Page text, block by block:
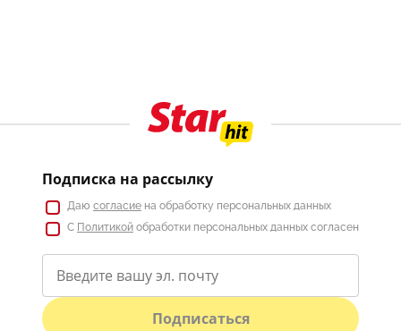
Подписка на рассылку
Даю согласие на обработку персональных данных
С Политикой обработки персональных данных согласен
Подписаться